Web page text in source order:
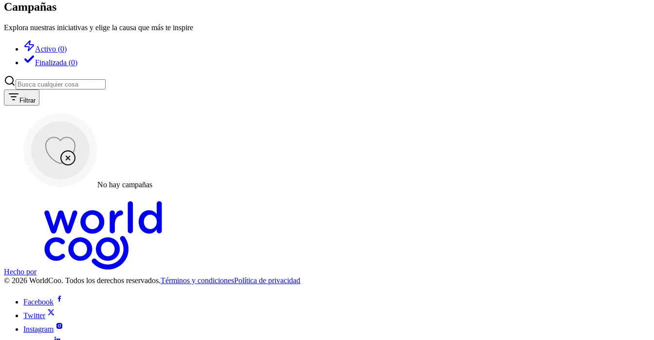
Campañas
Explora nuestras iniciativas y elige la causa que más te inspire
Activo (0)
Finalizada (0)
Filtrar
No hay campañas
Hecho por
© 2026 WorldCoo. Todos los derechos reservados.Términos y condicionesPolítica de privacidad
Facebook
Twitter
Instagram